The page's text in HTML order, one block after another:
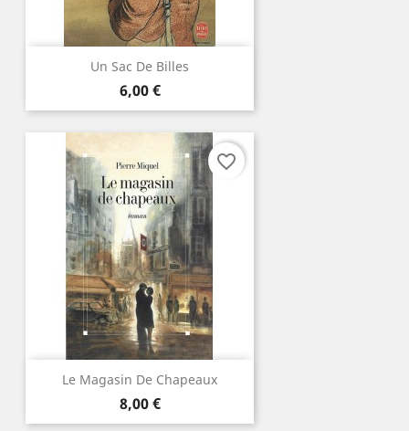
Un Sac De Billes
Prix
6,00 €
Le Magasin De Chapeaux
Prix
8,00 €
favorite_border